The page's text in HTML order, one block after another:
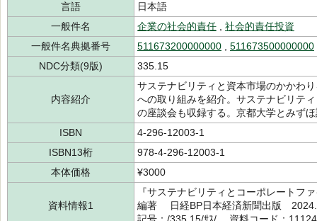
言語
日本語
一般件名
企業の社会的責任
社会的責任投資
一般件名典拠番号
511673200000000
511673500000000
NDC分類(9版)
335.15
内容紹介
サステナビリティと資本市場のかかわ
への取り組みを紹介。サステナビリテ
の座談会も収録する。京都大学とみず
ISBN
4-296-12003-1
ISBN13桁
978-4-296-12003-1
本体価格
¥3000
資料情報1
『サステナビリティとコーポレート
編著 日経BP日本経済新聞出版